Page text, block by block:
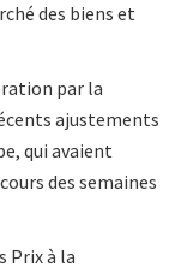
des biens et
par la
ajustements
qui avaient
des semaines
Prix à la